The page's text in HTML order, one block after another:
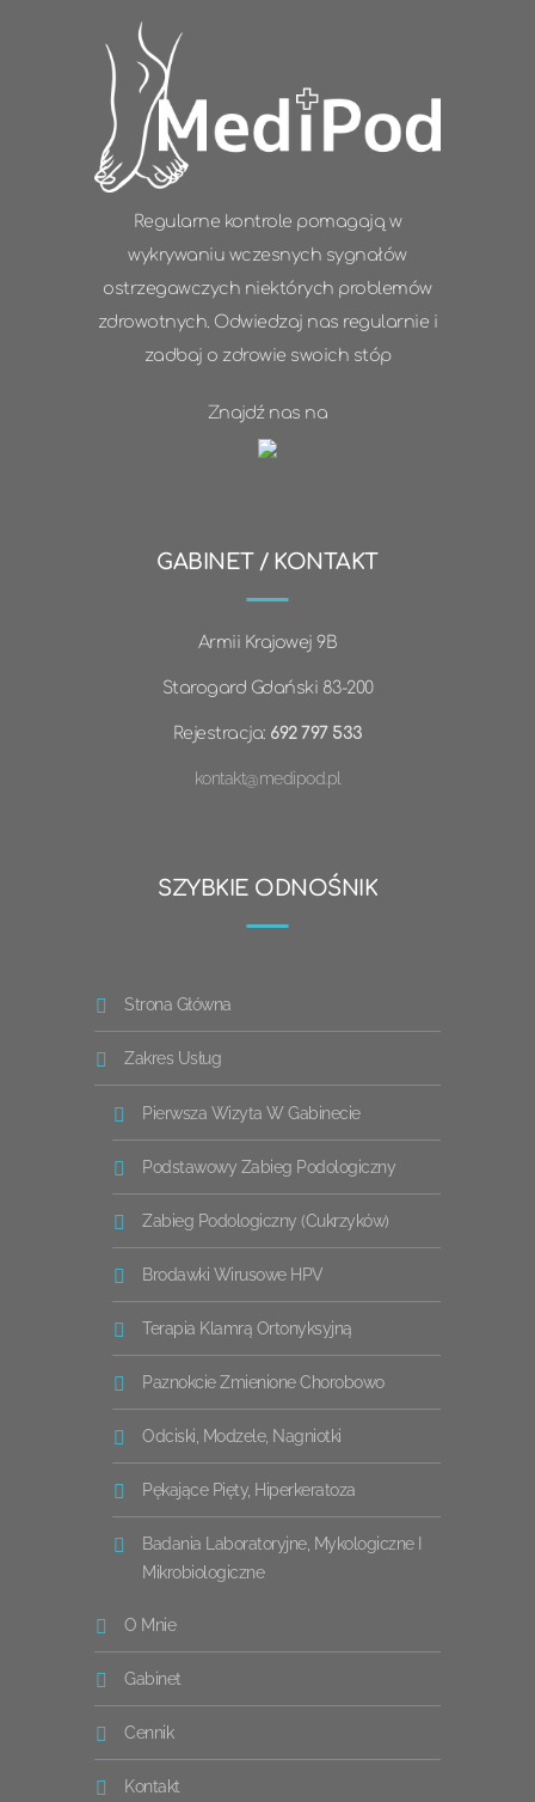
Regularne kontrole pomagają w
wykrywaniu wczesnych sygnałów
ostrzegawczych niektórych problemów
zdrowotnych. Odwiedzaj nas regularnie i
zadbaj o zdrowie swoich stóp
Znajdź nas na
GABINET / KONTAKT
Armii Krajowej 9B
Starogard Gdański 83-200
Rejestracja: 692 797 533
kontakt@medipod.pl
SZYBKIE ODNOŚNIK
Strona Główna
Zakres Usług
Pierwsza Wizyta W Gabinecie
Podstawowy Zabieg Podologiczny
Zabieg Podologiczny (cukrzyków)
Brodawki Wirusowe HPV
Terapia Klamrą Ortonyksyjną
Paznokcie Zmienione Chorobowo
Odciski, Modzele, Nagniotki
Pękające Pięty, Hiperkeratoza
Badania Laboratoryjne, Mykologiczne I
Mikrobiologiczne
O Mnie
Gabinet
Cennik
Kontakt